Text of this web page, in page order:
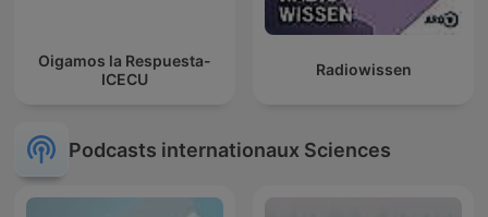
Oigamos la Respuesta-
ICECU
Radiowissen
Podcasts internationaux Sciences